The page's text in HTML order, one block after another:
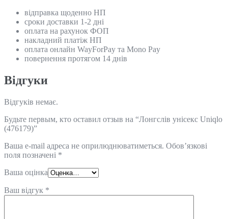
відправка щоденно НП
сроки доставки 1-2 дні
оплата на рахунок ФОП
накладний платіж НП
оплата онлайн WayForPay та Mono Pay
повернення протягом 14 днів
Відгуки
Відгуків немає.
Будьте первым, кто оставил отзыв на “Лонгслів унісекс Uniqlo
(476179)”
Ваша e-mail адреса не оприлюднюватиметься. Обов’язкові
поля позначені *
Ваша оцінка
Ваш відгук *